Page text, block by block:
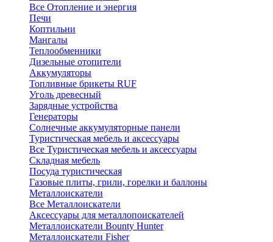
Все Отопление и энергия
Печи
Коптильни
Мангалы
Теплообменники
Дизельные отопители
Аккумуляторы
Топливные брикеты RUF
Уголь древесный
Зарядные устройства
Генераторы
Солнечные аккумуляторные панели
Туристическая мебель и аксессуары
Все Туристическая мебель и аксессуары
Складная мебель
Посуда туристическая
Газовые плиты, грили, горелки и баллоны
Металлоискатели
Все Металлоискатели
Аксессуары для металлопоискателей
Металлоискатели Bounty Hunter
Металлоискатели Fisher